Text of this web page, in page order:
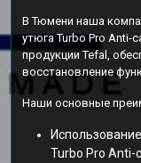
В Тюмени наша
утюга Turbo Pro Anti-
продукции Tefal,
восстановление
Наши основные
Turbo Pro Anti-